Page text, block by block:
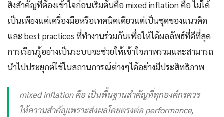
สิ่งสำคัญที่ต้องเข้าใจก่อนเริ่มต้นคือ mixed inflation คือ ไม่ได้
เป็นเพียงแค่เครื่องมือหรือเทคนิคเดียวแต่เป็นชุดของแนวคิด
และ best practices ที่ทำงานร่วมกันเพื่อให้ได้ผลลัพธ์ที่ดีที่สุด
การเรียนรู้อย่างเป็นระบบจะช่วยให้เข้าใจภาพรวมและสามารถ
นำไปประยุกต์ใช้ในสถานการณ์ต่างๆได้อย่างมีประสิทธิภาพ
mixed inflation คือ เป็นพื้นฐานสำคัญที่ทุกองค์กรควร
ให้ความสำคัญเพราะส่งผลโดยตรงต่อ performance,